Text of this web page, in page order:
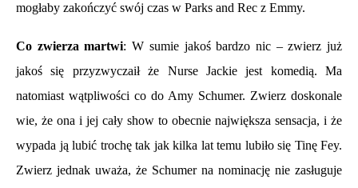
mogłaby zakończyć swój czas w Parks and Rec z Emmy.
Co zwierza martwi: W sumie jakoś bardzo nic – zwierz już
jakoś się przyzwyczaił że Nurse Jackie jest komedią. Ma
natomiast wątpliwości co do Amy Schumer. Zwierz doskonale
wie, że ona i jej cały show to obecnie największa sensacja, i że
wypada ją lubić trochę tak jak kilka lat temu lubiło się Tinę Fey.
Zwierz jednak uważa, że Schumer na nominację nie zasługuje